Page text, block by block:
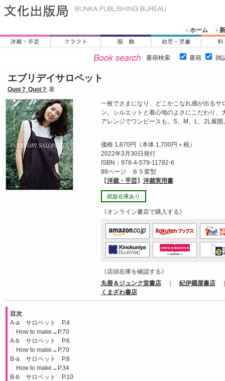
＋ホーム ＋
書籍検索 書籍 雑
エブリデイサロペット
Quoi？ Quoi？ 著
一枚でさまになり、どこかこなれ感が出るサ
ン。シルエットと着心地のよさにこだわり、
アレンジでワンピースも。S、M、L、2L展開
価格 1,870円（本体 1,700円＋税）
2022年3月30日発行
ISBN：978-4-579-11782-6
88ページ Ｂ５変型
【洋裁・手芸】 洋裁実用書
紙版在庫あり
《オンライン書店で購入する》
《店頭在庫を確認する》
丸善＆ジュンク堂書店｜ 紀伊國屋書店
くまざわ書店
目次
A-a サロペット P.4
How to make→P.70
A-b サロペット P.6
How to make→P.70
B-a サロペット P.8
How to make→P.34
B-b サロペット P.10